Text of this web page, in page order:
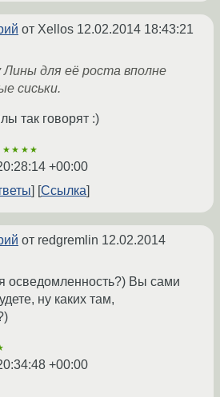
от Xellos 12.02.2014 18:43:21
для её роста вполне
сиськи.
так говорят :)
+00:00
Ссылка
от redgremlin 12.02.2014
осведомленность?) Вы сами
ну каких там,
+00:00